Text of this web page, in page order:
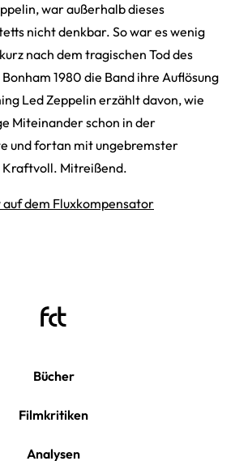
war außerhalb dieses
nicht denkbar. So war es wenig
nach dem tragischen Tod des
1980 die Band ihre Auflösung
Led Zeppelin erzählt davon, wie
Miteinander schon in der
und fortan mit ungebremster
Mitreißend.
dem Fluxkompensator
Bücher
Filmkritiken
Analysen